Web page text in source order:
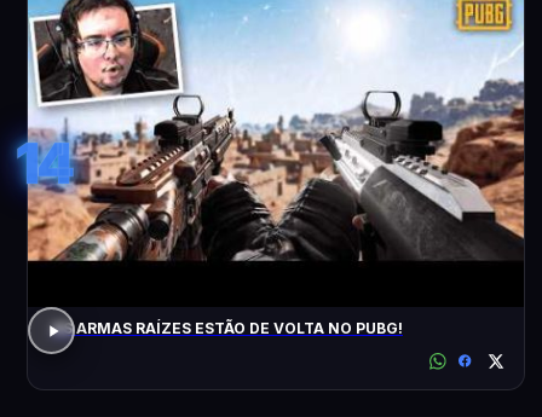
14
AS ARMAS RAÍZES ESTÃO DE VOLTA NO PUBG!